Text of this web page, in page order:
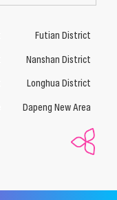
Futian District
Nanshan District
Longhua District
Dapeng New Area